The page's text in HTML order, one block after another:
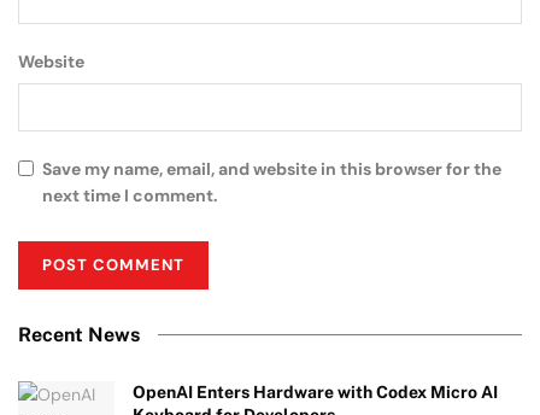
Website
Save my name, email, and website in this browser for the
next time I comment.
Recent News
OpenAI Enters Hardware with Codex Micro AI